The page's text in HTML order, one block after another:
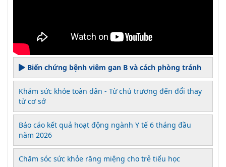
Biến chứng bệnh viêm gan B và cách phòng tránh
Khám sức khỏe toàn dân - Từ chủ trương đến đổi thay
từ cơ sở
Báo cáo kết quả hoạt động ngành Y tế 6 tháng đầu
năm 2026
Chăm sóc sức khỏe răng miệng cho trẻ tiểu học